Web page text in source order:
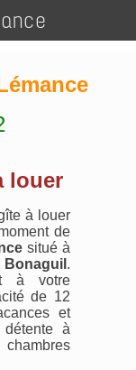
louer
à louer
de
situé à
.
à votre
de 12
et
à